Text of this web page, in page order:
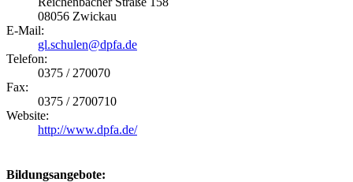
08056 Zwickau
E-Mail:
gl.schulen@dpfa.de
Telefon:
0375 / 270070
Fax:
0375 / 2700710
Website:
http://www.dpfa.de/
Bildungsangebote: